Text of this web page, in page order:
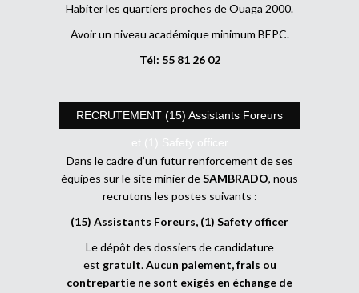
Habiter les quartiers proches de Ouaga 2000.
Avoir un niveau académique minimum BEPC.
Tél: 55 81 26 02
RECRUTEMENT (15) Assistants Foreurs
et (1) Safety officer
Dans le cadre d’un futur renforcement de ses
équipes sur le site minier deSAMBRADO, nous
recrutons les postes suivants :
(15) Assistants Foreurs, (1) Safety officer
Le dépôt des dossiers de candidature
est gratuit.Aucun paiement, frais ou
contrepartie ne sont exigés en échange de